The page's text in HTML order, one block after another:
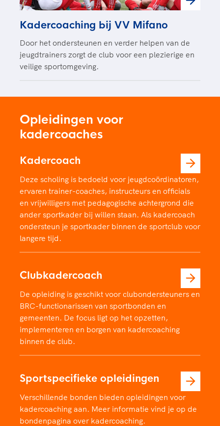
Kadercoaching bij VV Mifano
Door het ondersteunen en verder helpen van de
jeugdtrainers zorgt de club voor een plezierige en
veilige sportomgeving.
Opleidingen voor
kadercoaches
Kadercoach
Deze scholing is bedoeld voor jeugdcoördinatoren,
ervaren trainer-coaches, instructeurs en officials
en vrijwilligers met pedagogische achtergrond die
ander sportkader bij willen staan. Als kadercoach
ondersteun je sportkader binnen de sportclub voor
langere tijd.
Clubkadercoach
De opleiding is geschikt voor clubondersteuners en
BRC-functionarissen van sportbonden en
gemeenten. De focus ligt op het opzetten,
implementeren en borgen van kadercoaching
binnen de club.
Sportspecifieke opleidingen
Verschillende bonden bieden opleidingen voor
kadercoaching aan. Meer informatie vind je op de
bondenpagina over kadercoaching.